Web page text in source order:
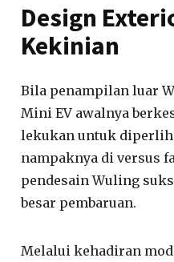
Design
Kekinian
Bila penampilan luar
Mini EV awalnya
lekukan untuk
nampaknya di versus
pendesain Wuling
besar pembaruan.
Melalui kehadiran